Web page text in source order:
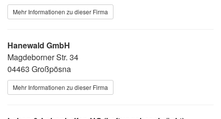
Mehr Informationen zu dieser Firma
Hanewald GmbH
Magdeborner Str. 34
04463 Großpösna
Mehr Informationen zu dieser Firma